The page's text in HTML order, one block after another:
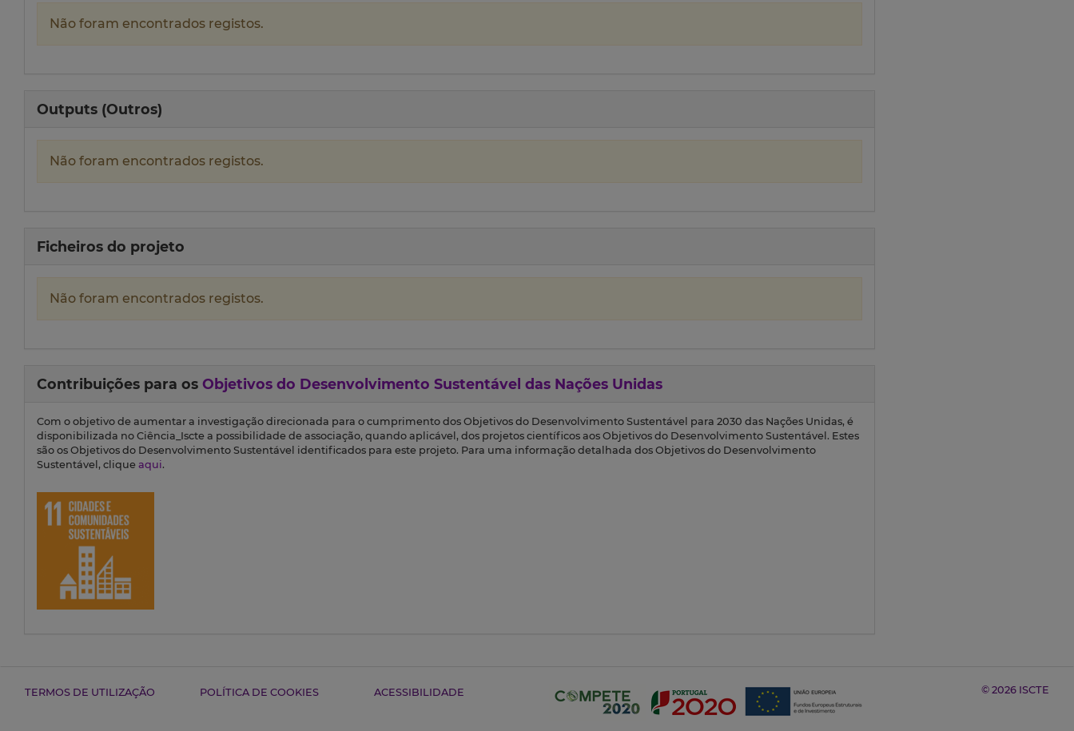
Não foram encontrados registos.
Outputs (Outros)
Não foram encontrados registos.
Ficheiros do projeto
Não foram encontrados registos.
Contribuições para os Objetivos do Desenvolvimento Sustentável das Nações Unidas
Com o objetivo de aumentar a investigação direcionada para o cumprimento dos Objetivos do Desenvolvimento Sustentável para 2030 das Nações Unidas, é
disponibilizada no Ciência_Iscte a possibilidade de associação, quando aplicável, dos projetos científicos aos Objetivos do Desenvolvimento Sustentável. Estes
são os Objetivos do Desenvolvimento Sustentável identificados para este projeto. Para uma informação detalhada dos Objetivos do Desenvolvimento
Sustentável, clique aqui.
TERMOS DE UTILIZAÇÃO POLÍTICA DE COOKIES ACESSIBILIDADE © 2026 ISCTE